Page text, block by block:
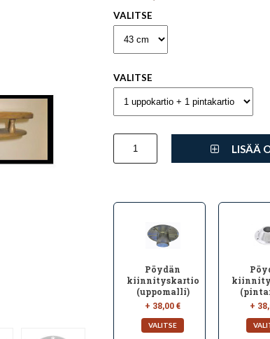
VALITSE
VALITSE
LISÄÄ
Pöydän
kiinnityskartio
(uppomalli)
+ 38,00 €
+